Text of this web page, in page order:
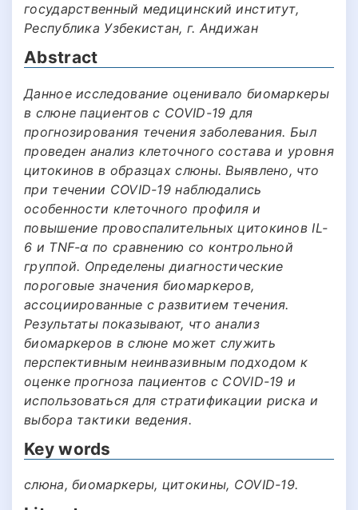
государственный медицинский институт,
Республика Узбекистан, г. Андижан
Abstract
Данное исследование оценивало биомаркеры
в слюне пациентов с COVID-19 для
прогнозирования течения заболевания. Был
проведен анализ клеточного состава и уровня
цитокинов в образцах слюны. Выявлено, что
при течении COVID-19 наблюдались
особенности клеточного профиля и
повышение провоспалительных цитокинов IL-
6 и TNF-α по сравнению со контрольной
группой. Определены диагностические
пороговые значения биомаркеров,
ассоциированные с развитием течения.
Результаты показывают, что анализ
биомаркеров в слюне может служить
перспективным неинвазивным подходом к
оценке прогноза пациентов с COVID-19 и
использоваться для стратификации риска и
выбора тактики ведения.
Key words
слюна, биомаркеры, цитокины, COVID-19.